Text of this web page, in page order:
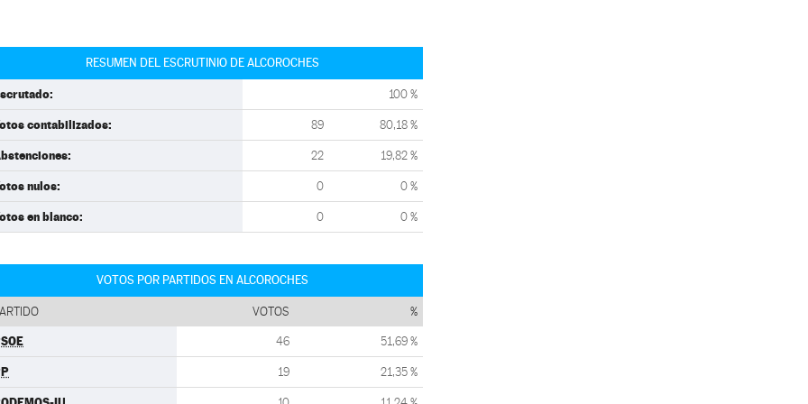
RESUMEN DEL ESCRUTINIO DE ALCOROCHES
100 %
contabilizados: 89 80,18 %
22 19,82 %
nulos: 0 0 %
en blanco: 0 0 %
VOTOS POR PARTIDOS EN ALCOROCHES
VOTOS %
46 51,69 %
19 21,35 %